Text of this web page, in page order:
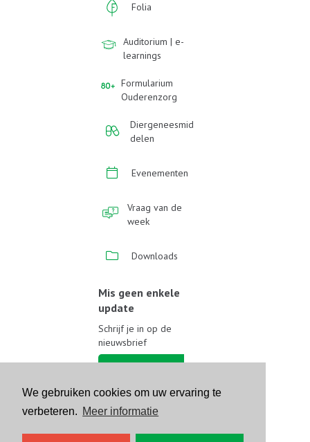
We gebruiken cookies om uw ervaring te
verbeteren. Meer informatie
Folia
Auditorium | e-
learnings
Formularium
Ouderenzorg
Diergeneesmid
delen
Evenementen
Vraag van de
week
Downloads
Mis geen enkele
update
Schrijf je in op de
nieuwsbrief
Volg ons op sociale media